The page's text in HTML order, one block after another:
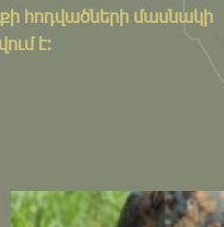
հոդվածների մասնակի
է: